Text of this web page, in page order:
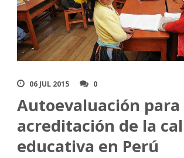
06 JUL 2015 0
Autoevaluación para
acreditación de la
educativa en Perú